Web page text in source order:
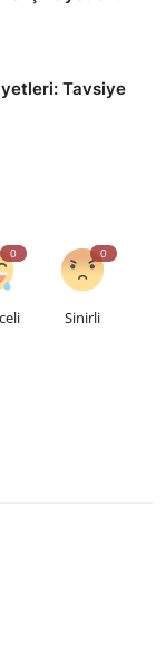
Tavsiye
0 0
Sinirli